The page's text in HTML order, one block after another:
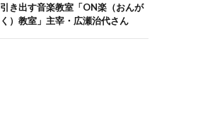
引き出す音楽教室「ON楽（おんが
く）教室」主宰・広瀬治代さん